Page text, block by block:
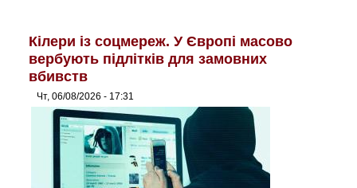
Кілери із соцмереж. У Європі масово
вербують підлітків для замовних
вбивств
Чт, 06/08/2026 - 17:31